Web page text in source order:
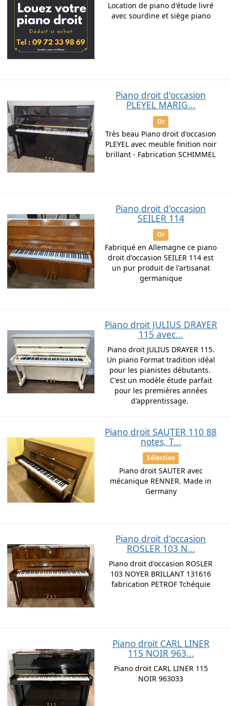
Location de piano d'étude livré
avec sourdine et siège piano
Piano droit d'occasion
PLEYEL MARIG...
Or
Très beau Piano droit d'occasion
PLEYEL avec meuble finition noir
brillant - Fabrication SCHIMMEL
Piano droit d'occasion
SEILER 114
Or
Fabriqué en Allemagne ce piano
droit d'occasion SEILER 114 est
un pur produit de l'artisanat
germanique
Piano droit JULIUS DRAYER
115 avec...
Piano droit JULIUS DRAYER 115.
Un piano Format tradition idéal
pour les pianistes débutants.
C'est un modèle étude parfait
pour les premières années
d'apprentissage.
Piano droit SAUTER 110 88
notes, T...
Sélection
Piano droit SAUTER avec
mécanique RENNER. Made in
Germany
Piano droit d'occasion
ROSLER 103 N...
Piano droit d'occasion ROSLER
103 NOYER BRILLANT 131616
fabrication PETROF Tchéquie
Piano droit CARL LINER
115 NOIR 963...
Piano droit CARL LINER 115
NOIR 963033